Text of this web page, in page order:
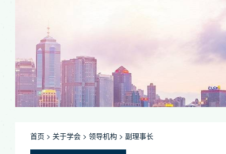
首页 > 关于学会 > 领导机构 > 副理事长